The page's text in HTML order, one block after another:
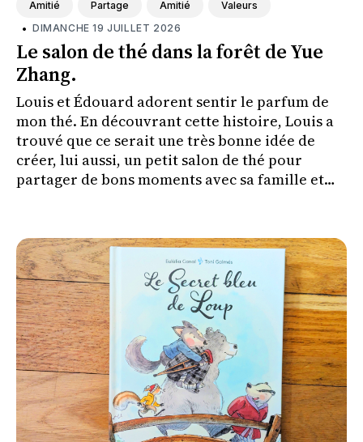
Amitié Partage Amitié Valeurs
• DIMANCHE 19 JUILLET 2026
Le salon de thé dans la forêt de Yue
Zhang.
Louis et Édouard adorent sentir le parfum de
mon thé. En découvrant cette histoire, Louis a
trouvé que ce serait une très bonne idée de
créer, lui aussi, un petit salon de thé pour
partager de bons moments avec sa famille et